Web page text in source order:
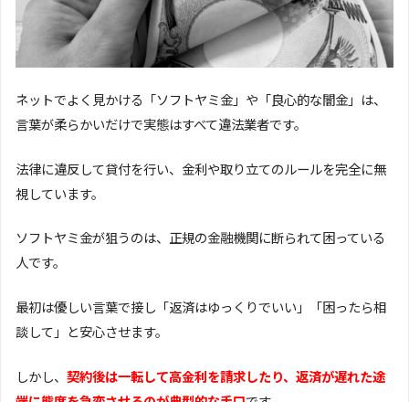
ネットでよく見かける「ソフトヤミ金」や「良心的な闇金」は、
言葉が柔らかいだけで実態はすべて違法業者です。
法律に違反して貸付を行い、金利や取り立てのルールを完全に無
視しています。
ソフトヤミ金が狙うのは、正規の金融機関に断られて困っている
人です。
最初は優しい言葉で接し「返済はゆっくりでいい」「困ったら相
談して」と安心させます。
しかし、 契約後は一転して高金利を請求したり、返済が遅れた途